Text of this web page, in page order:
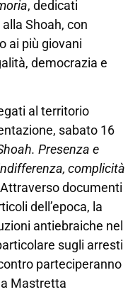
, dedicati
Shoah, con
ai più giovani
democrazia e
al territorio
sabato 16
Presenza e
complicità
documenti
dell’epoca, la
antiebraiche nel
sugli arresti
parteciperanno
Mastretta